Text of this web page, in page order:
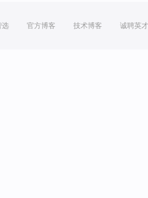
选 官方博客 技术博客 诚聘英才